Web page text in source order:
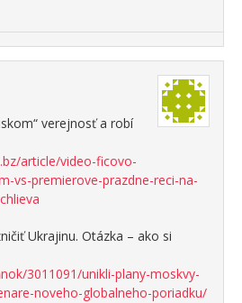
verejnosť a robí
article/video-ficovo-
vs-premierove-prazdne-reci-na-
Ukrajinu. Otázka – ako si
3011091/unikli-plany-moskvy-
noveho-globalneho-poriadku/